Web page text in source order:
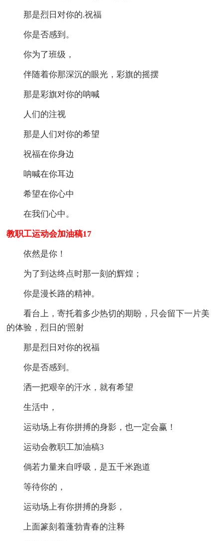
那是烈日对你的.祝福
你是否感到。
你为了班级，
伴随着你那深沉的眼光，彩旗的摇摆
那是彩旗对你的呐喊
人们的注视
那是人们对你的希望
祝福在你身边
呐喊在你耳边
希望在你心中
在我们心中。
教职工运动会加油稿17
依然是你！
为了到达终点时那一刻的辉煌；
你是漫长路的精神。
看台上，寄托着多少热切的期盼，只会留下一片美
的体验，烈日的'照射
那是烈日对你的祝福
你是否感到。
洒一把艰辛的汗水，就有希望
生活中，
运动场上有你拼搏的身影，也一定会赢！
运动会教职工加油稿3
倘若力量来自呼吸，是五千米跑道
等待你的，
运动场上有你拼搏的身影，
上面篆刻着蓬勃青春的注释